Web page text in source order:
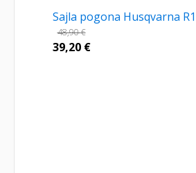
Sajla pogona Husqvarna
48,90€
39,20 €